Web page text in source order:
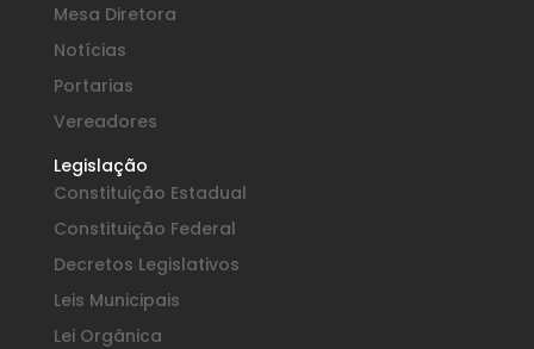
Mesa Diretora
Notícias
Portarias
Vereadores
Legislação
Constituição Estadual
Constituição Federal
Decretos Legislativos
Leis Municipais
Lei Orgânica